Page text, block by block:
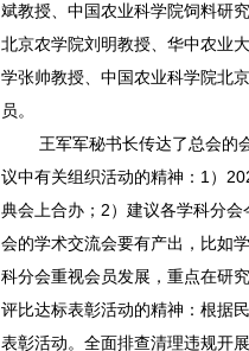
斌教授、中国农业科学院饲料研
北京农学院刘明教授、华中农业
学张帅教授、中国农业科学院北
员。
王军军秘书长传达了总会的
议中有关组织活动的精神：1）
典会上合办；2）建议各学科分
会的学术交流会要有产出，比如
科分会重视会员发展，重点在研
评比达标表彰活动的精神：根据
表彰活动。全面排查清理违规开